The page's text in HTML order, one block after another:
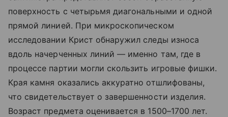
поверхность с четырьмя диагональными и одной
прямой линией. При микроскопическом
исследовании Крист обнаружил следы износа
вдоль начерченных линий — именно там, где в
процессе партии могли скользить игровые фишки.
Края камня оказались аккуратно отшлифованы,
что свидетельствует о завершенности изделия.
Возраст предмета оценивается в 1500–1700 лет.